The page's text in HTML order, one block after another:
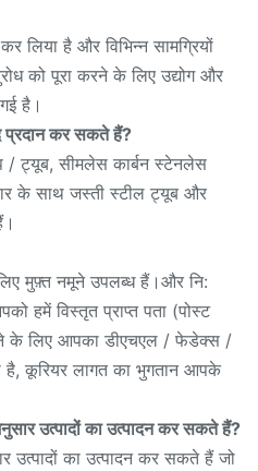
लिया है और विभिन्न सामग्रियों
को पूरा करने के लिए उद्योग और
है।
प्रदान कर सकते हैं?
/ ट्यूब, सीमलेस कार्बन स्टेनलेस
के साथ जस्ती स्टील ट्यूब और
मुफ़्त नमूने उपलब्ध हैं।और नि:
हमें विस्तृत प्राप्त पता (पोस्ट
के लिए आपका डीएचएल / फेडेक्स /
कूरियर लागत का भुगतान आपके
उत्पादों का उत्पादन कर सकते हैं?
का उत्पादन कर सकते हैं जो